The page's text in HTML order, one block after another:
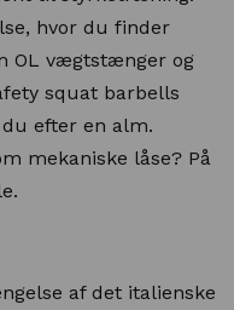
hvor du finder
OL vægtstænger og
squat barbells
efter en alm.
mekaniske låse? På
af det italienske